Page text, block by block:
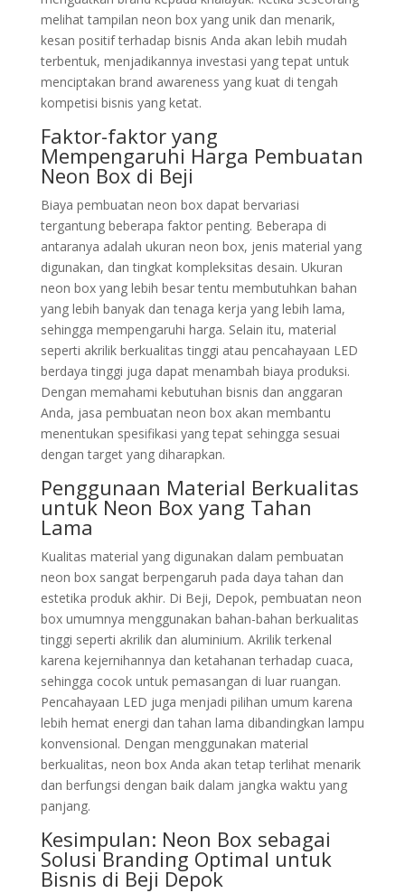
melihat tampilan neon box yang unik dan menarik,
kesan positif terhadap bisnis Anda akan lebih mudah
terbentuk, menjadikannya investasi yang tepat untuk
menciptakan brand awareness yang kuat di tengah
kompetisi bisnis yang ketat.
Faktor-faktor yang
Mempengaruhi Harga Pembuatan
Neon Box di Beji
Biaya pembuatan neon box dapat bervariasi
tergantung beberapa faktor penting. Beberapa di
antaranya adalah ukuran neon box, jenis material yang
digunakan, dan tingkat kompleksitas desain. Ukuran
neon box yang lebih besar tentu membutuhkan bahan
yang lebih banyak dan tenaga kerja yang lebih lama,
sehingga mempengaruhi harga. Selain itu, material
seperti akrilik berkualitas tinggi atau pencahayaan LED
berdaya tinggi juga dapat menambah biaya produksi.
Dengan memahami kebutuhan bisnis dan anggaran
Anda, jasa pembuatan neon box akan membantu
menentukan spesifikasi yang tepat sehingga sesuai
dengan target yang diharapkan.
Penggunaan Material Berkualitas
untuk Neon Box yang Tahan
Lama
Kualitas material yang digunakan dalam pembuatan
neon box sangat berpengaruh pada daya tahan dan
estetika produk akhir. Di Beji, Depok, pembuatan neon
box umumnya menggunakan bahan-bahan berkualitas
tinggi seperti akrilik dan aluminium. Akrilik terkenal
karena kejernihannya dan ketahanan terhadap cuaca,
sehingga cocok untuk pemasangan di luar ruangan.
Pencahayaan LED juga menjadi pilihan umum karena
lebih hemat energi dan tahan lama dibandingkan lampu
konvensional. Dengan menggunakan material
berkualitas, neon box Anda akan tetap terlihat menarik
dan berfungsi dengan baik dalam jangka waktu yang
panjang.
Kesimpulan: Neon Box sebagai
Solusi Branding Optimal untuk
Bisnis di Beji Depok